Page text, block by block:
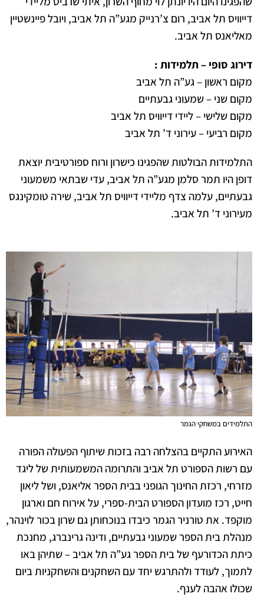
דייוויס תל אביב, רום צ’רנייק מגע”ה תל אביב, ויובל פיינשטיין
מאליאנס תל אביב.
דירוג סופי – תלמידות :
מקום ראשון – גע”ה תל אביב
מקום שני – שמעוני גבעתיים
מקום שלישי – ליידי דייוויס תל אביב
מקום רביעי – עירוני ד’ תל אביב
התלמידות הבולטות שהפגינו כישרון ורוח ספורטיבית יוצאת
דופן היו תמר סלמן מגע”ה תל אביב, עדי שבתאי משמעוני
גבעתיים, עלמה צדף מליידי דייוויס תל אביב, שירה טומקינגס
מעירוני ד’ תל אביב.
התלמידים במשחקי הגמר
האירוע התקיים בהצלחה רבה בזכות שיתוף הפעולה הפורה
עם רשות הספורט תל אביב והתרומה המשמעותית של ליגד
מזרחי, רכזת החינוך הגופני בבית הספר אליאנס, ושל ליאון
חייט, רכז מועדון הספורט הבית-ספרי, על אירוח חם וארגון
מוקפד. את טורניר הגמר כיבדו בנוכחותן גם שרון בכור לוינהר,
מנהלת בית הספר שמעוני גבעתיים, ודינה גרינברג, מחנכת
כיתת הכדורעף של בית הספר גע”ה תל אביב – שתיהן באו
לתמוך, לעודד ולהתרגש יחד עם השחקנים והשחקניות ביום
שכולו אהבה לענף.